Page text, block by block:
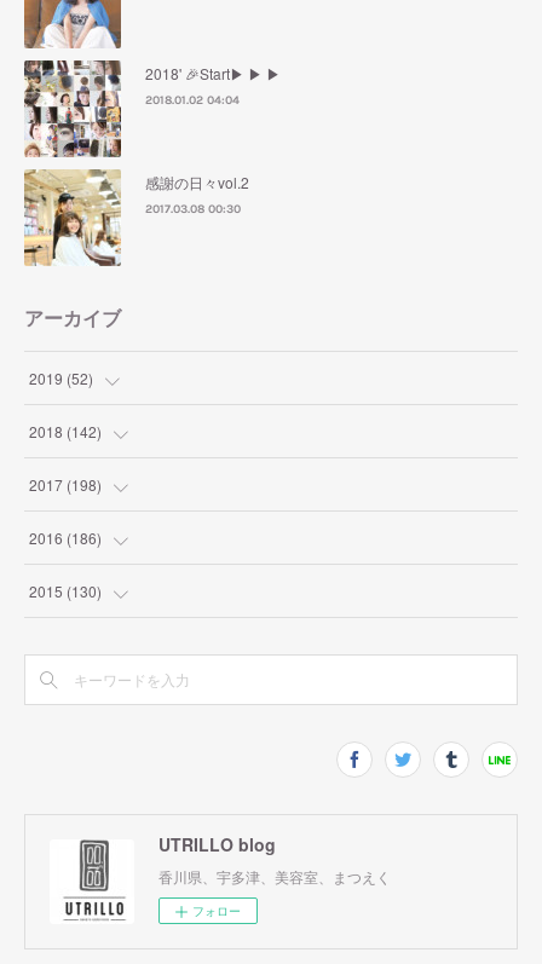
2018' 🎉Start▶︎ ▶︎ ▶︎
2018.01.02 04:04
感謝の日々vol.2
2017.03.08 00:30
アーカイブ
2019 (52)
(1)
(2)
(2)
(7)
(6)
2018 (142)
(4)
(9)
(10
(17)
(9)
(18)
2017 (198)
(10
(19
(11
(18)
(23)
2016 (186)
(9)
(
(24)
(14)
(14)
2015 (130)
(
(7)
(14)
(19)
UTRILLO blog
香川県、宇多津、美容室、まつえく
フォロー